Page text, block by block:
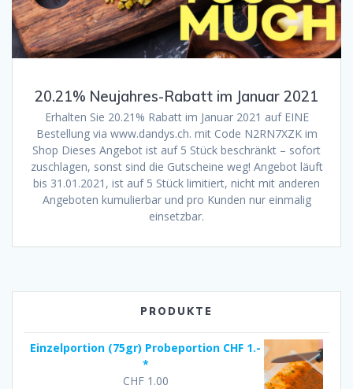
20.21% Neujahres-Rabatt im Januar 2021
Erhalten Sie 20.21% Rabatt im Januar 2021 auf EINE
Bestellung via www.dandys.ch. mit Code N2RN7XZK im
Shop Dieses Angebot ist auf 5 Stück beschränkt – sofort
zuschlagen, sonst sind die Gutscheine weg! Angebot läuft
bis 31.01.2021, ist auf 5 Stück limitiert, nicht mit anderen
Angeboten kumulierbar und pro Kunden nur einmalig
einsetzbar.
PRODUKTE
Einzelportion (75gr) Probeportion CHF 1.-
*
CHF1.00